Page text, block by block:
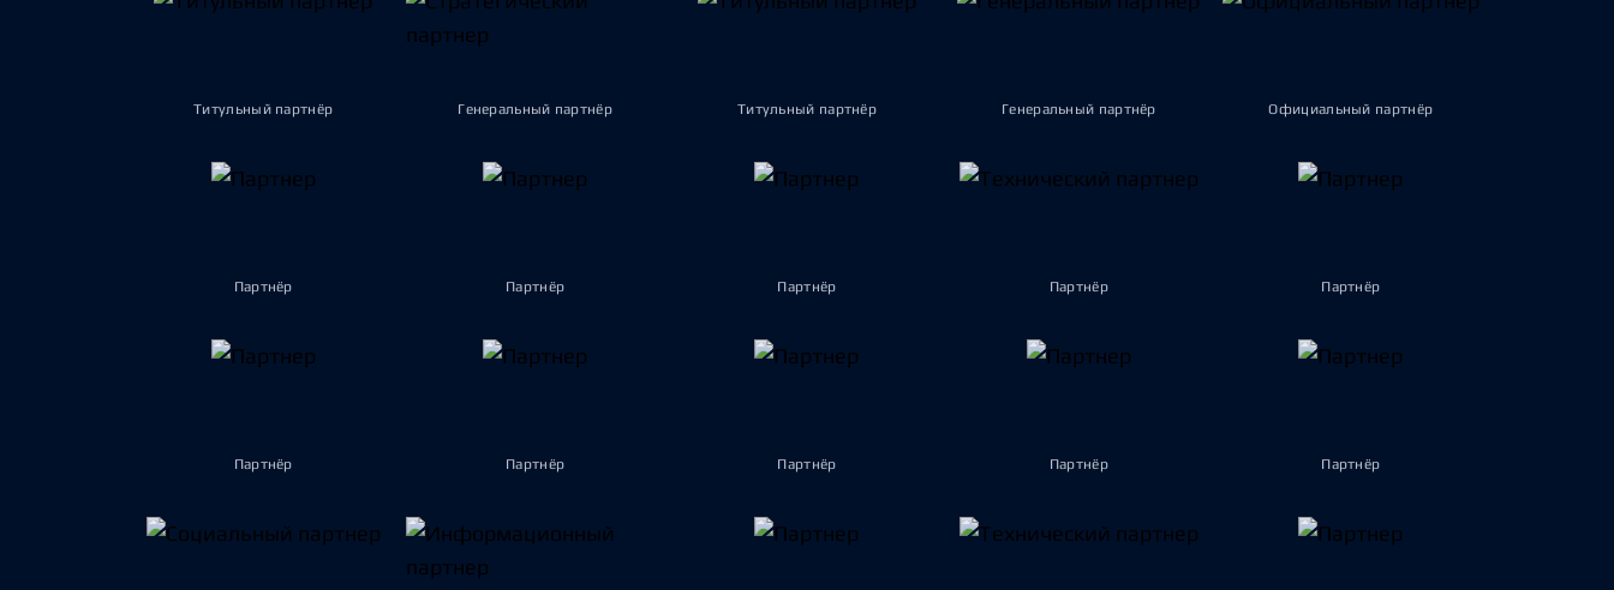
Титульный партнёр Генеральный партнёр Титульный партнёр Генеральный партнёр Официальный партнёр
Партнёр Партнёр Партнёр Партнёр Партнёр
Партнёр Партнёр Партнёр Партнёр Партнёр